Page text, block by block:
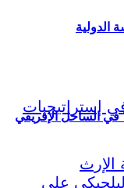
الدولية
في الساحل الإفريقي